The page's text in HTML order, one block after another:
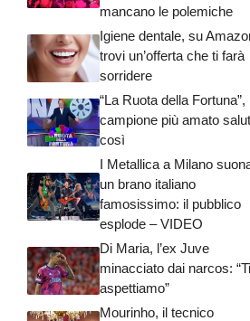
mancano le polemiche
Igiene dentale, su
trovi un’offerta che ti farà
sorridere
“La Ruota della Fortuna”,
campione più amato
così
I Metallica a Milano
un brano italiano
famosissimo: il pubblico
esplode – VIDEO
Di Maria, l’ex Juve
minacciato dai narcos: “Ti
aspettiamo”
Mourinho, il tecnico